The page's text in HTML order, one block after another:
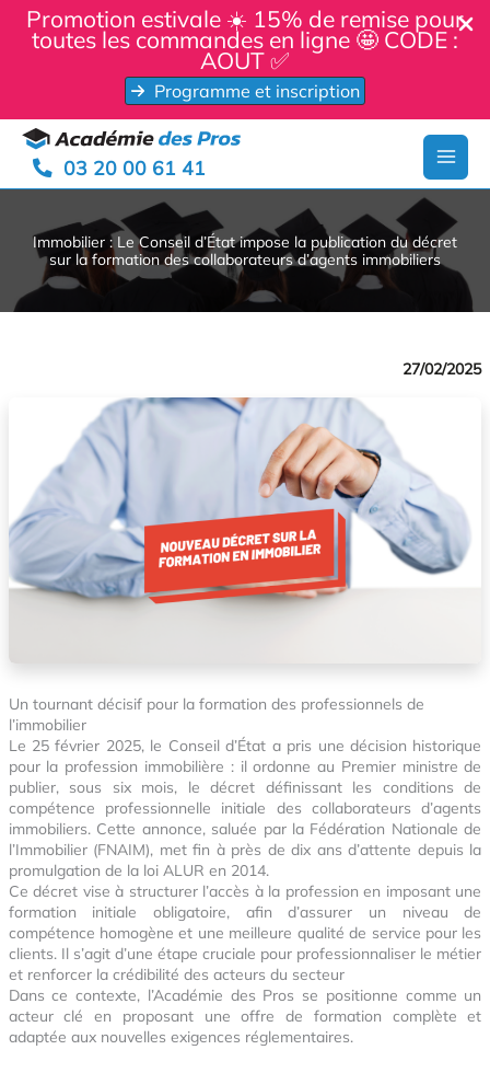
Promotion estivale ☀️ 15% de remise pour
toutes les commandes en ligne 🤩 CODE :
AOUT ✅
Programme et inscription
Aller
contenu
03 20 00 61 41
Immobilier : Le Conseil d’État impose la publication du décret
sur la formation des collaborateurs d’agents immobiliers
27/02/2025
Un tournant décisif pour la formation des professionnels de
l’immobilier
Le 25 février 2025, le Conseil d’État a pris une décision historique
pour la profession immobilière : il ordonne au Premier ministre de
publier, sous six mois, le décret définissant les conditions de
compétence professionnelle initiale des collaborateurs d’agents
immobiliers. Cette annonce, saluée par la Fédération Nationale de
l’Immobilier (FNAIM), met fin à près de dix ans d’attente depuis la
promulgation de la loi ALUR en 2014.
Ce décret vise à structurer l’accès à la profession en imposant une
formation initiale obligatoire, afin d’assurer un niveau de
compétence homogène et une meilleure qualité de service pour les
clients. Il s’agit d’une étape cruciale pour professionnaliser le métier
et renforcer la crédibilité des acteurs du secteur
Dans ce contexte, l’Académie des Pros se positionne comme un
acteur clé en proposant une offre de formation complète et
adaptée aux nouvelles exigences réglementaires.
Panneau de gestion des cookies